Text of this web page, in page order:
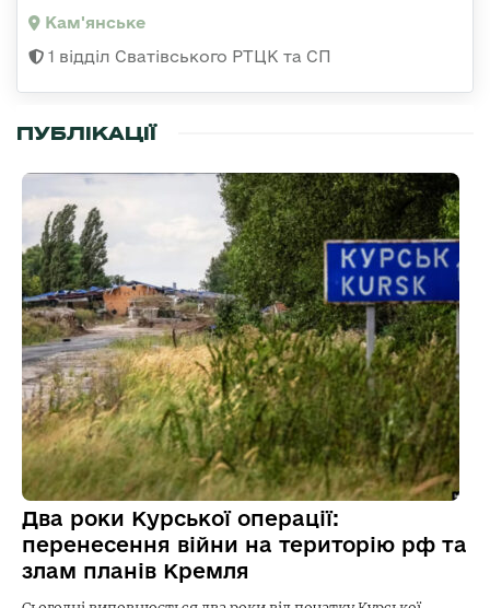
Кам'янське
1 відділ Сватівського РТЦК та СП
ПУБЛІКАЦІЇ
Два роки Курської операції:
перенесення війни на територію рф та
злам планів Кремля